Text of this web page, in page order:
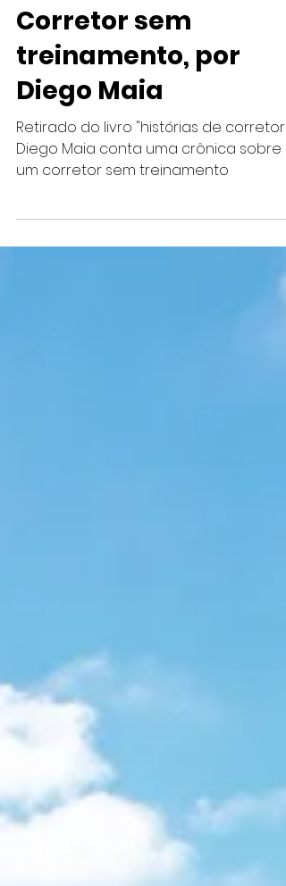
Corretor sem
treinamento, por
Diego Maia
Retirado do livro "histórias de corretor",
Diego Maia conta uma crônica sobre